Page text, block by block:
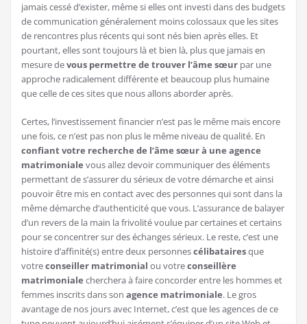
jamais cessé d’exister, même si elles ont investi dans des budgets
de communication généralement moins colossaux que les sites
de rencontres plus récents qui sont nés bien après elles. Et
pourtant, elles sont toujours là et bien là, plus que jamais en
mesure devous permettre de trouver l’âme sœur par une
approche radicalement différente et beaucoup plus humaine
que celle de ces sites que nous allons aborder après.
Certes, l’investissement financier n’est pas le même mais encore
une fois, ce n’est pas non plus le même niveau de qualité. En
confiant votre recherche de l’âme sœur à une agence
matrimoniale vous allez devoir communiquer des éléments
permettant de s’assurer du sérieux de votre démarche et ainsi
pouvoir être mis en contact avec des personnes qui sont dans la
même démarche d’authenticité que vous. L’assurance de balayer
d’un revers de la main la frivolité voulue par certaines et certains
pour se concentrer sur des échanges sérieux. Le reste, c’est une
histoire d’affinité(s) entre deux personnescélibatairesque
votreconseiller matrimonial ou votreconseillère
matrimoniale cherchera à faire concorder entre les hommes et
femmes inscrits dans son agence matrimoniale. Le gros
avantage de nos jours avec Internet, c’est que les agences de ce